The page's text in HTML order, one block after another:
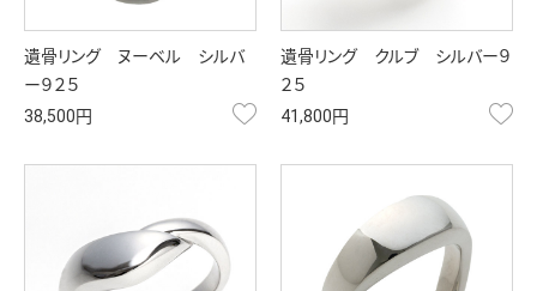
遺骨リング ヌーベル シルバ
ー９２５
38,500円
お気に入り
遺骨リング クルブ シルバー９
２５
41,800円